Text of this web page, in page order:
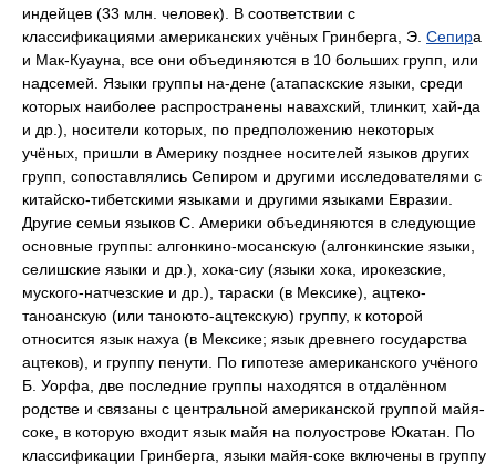
индейцев (33 млн. человек). В соответствии с
классификациями американских учёных Гринберга, Э. Сепира
и Мак-Куауна, все они объединяются в 10 больших групп, или
надсемей. Языки группы на-дене (атапаскские языки, среди
которых наиболее распространены навахский, тлинкит, хай-да
и др.), носители которых, по предположению некоторых
учёных, пришли в Америку позднее носителей языков других
групп, сопоставлялись Сепиром и другими исследователями с
китайско-тибетскими языками и другими языками Евразии.
Другие семьи языков С. Америки объединяются в следующие
основные группы: алгонкино-мосанскую (алгонкинские языки,
селишские языки и др.), хока-сиу (языки хока, ирокезские,
муского-натчезские и др.), тараски (в Мексике), ацтеко-
таноанскую (или таноюто-ацтекскую) группу, к которой
относится язык нахуа (в Мексике; язык древнего государства
ацтеков), и группу пенути. По гипотезе американского учёного
Б. Уорфа, две последние группы находятся в отдалённом
родстве и связаны с центральной американской группой майя-
соке, в которую входит язык майя на полуострове Юкатан. По
классификации Гринберга, языки майя-соке включены в группу